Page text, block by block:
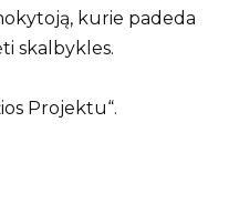
kurie padeda
skalbykles.
Projektu“.